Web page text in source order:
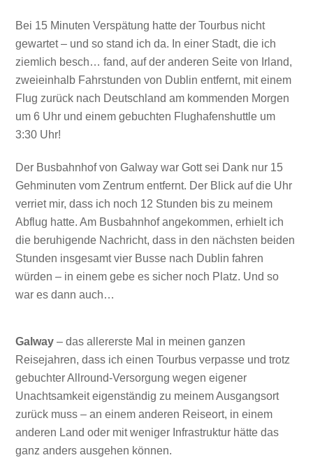
Bei 15 Minuten Verspätung hatte der Tourbus nicht
gewartet – und so stand ich da. In einer Stadt, die ich
ziemlich besch… fand, auf der anderen Seite von Irland,
zweieinhalb Fahrstunden von Dublin entfernt, mit einem
Flug zurück nach Deutschland am kommenden Morgen
um 6 Uhr und einem gebuchten Flughafenshuttle um
3:30 Uhr!
Der Busbahnhof von Galway war Gott sei Dank nur 15
Gehminuten vom Zentrum entfernt. Der Blick auf die Uhr
verriet mir, dass ich noch 12 Stunden bis zu meinem
Abflug hatte. Am Busbahnhof angekommen, erhielt ich
die beruhigende Nachricht, dass in den nächsten beiden
Stunden insgesamt vier Busse nach Dublin fahren
würden – in einem gebe es sicher noch Platz. Und so
war es dann auch…
Galway – das allererste Mal in meinen ganzen
Reisejahren, dass ich einen Tourbus verpasse und trotz
gebuchter Allround-Versorgung wegen eigener
Unachtsamkeit eigenständig zu meinem Ausgangsort
zurück muss – an einem anderen Reiseort, in einem
anderen Land oder mit weniger Infrastruktur hätte das
ganz anders ausgehen können.